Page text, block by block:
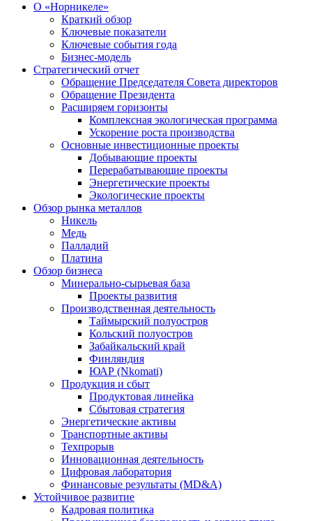
О «Норникеле»
Краткий обзор
Ключевые показатели
Ключевые события года
Бизнес-модель
Стратегический отчет
Обращение Председателя Совета директоров
Обращение Президента
Расширяем горизонты
Комплексная экологическая программа
Ускорение роста производства
Основные инвестиционные проекты
Добывающие проекты
Перерабатывающие проекты
Энергетические проекты
Экологические проекты
Обзор рынка металлов
Никель
Медь
Палладий
Платина
Обзор бизнеса
Минерально-сырьевая база
Проекты развития
Производственная деятельность
Таймырский полуостров
Кольский полуостров
Забайкальский край
Финляндия
ЮАР (Nkomati)
Продукция и сбыт
Продуктовая линейка
Сбытовая стратегия
Энергетические активы
Транспортные активы
Техпрорыв
Инновационная деятельность
Цифровая лаборатория
Финансовые результаты (MD&A)
Устойчивое развитие
Кадровая политика